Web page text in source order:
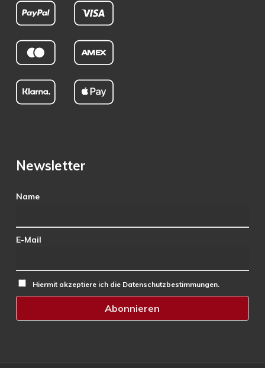
Newsletter
Name
E-Mail
Hiermit akzeptiere ich die Datenschutzbestimmungen.